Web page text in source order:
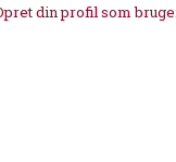
din profil som